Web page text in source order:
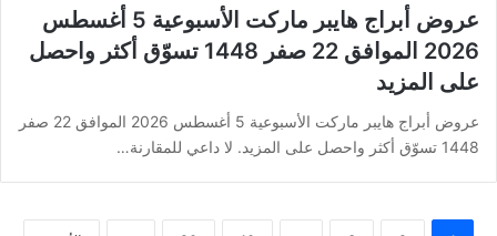
عروض أبراج هايبر ماركت الأسبوعية 5 أغسطس
2026 الموافق 22 صفر 1448 تسوّق أكثر واحصل
على المزيد
عروض أبراج هايبر ماركت الأسبوعية 5 أغسطس 2026 الموافق 22 صفر
1448 تسوّق أكثر واحصل على المزيد. لا داعي للمقارنة…